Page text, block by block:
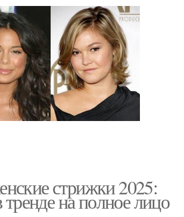
стрижки 2025:
тренде на полное лицо